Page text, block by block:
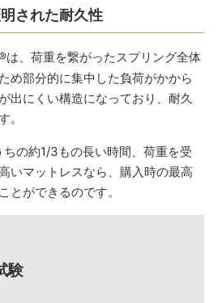
された耐久性
は、荷重を繋がったスプリング全体
め部分的に集中した負荷がかから
出にくい構造になっており、耐久
。
の約1/3もの長い時間、荷重を受
いマットレスなら、購入時の最高
とができるのです。
験